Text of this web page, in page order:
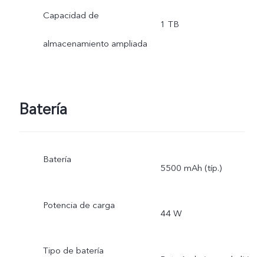
Capacidad de
almacenamiento ampliada
1 TB
Batería
Batería
5500 mAh (típ.)
Potencia de carga
44 W
Tipo de batería